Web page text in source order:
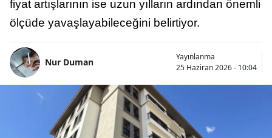
fiyat artışlarının ise uzun yılların ardından önemli
ölçüde yavaşlayabileceğini belirtiyor.
Nur Duman
Yayınlanma
25 Haziran 2026 - 10:04